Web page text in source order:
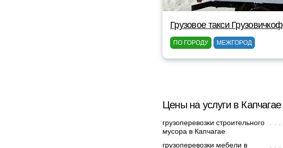
Грузовое такси Грузовичкоф
ПО ГОРОДУ МЕЖГОРОД
Цены на услуги в Капчагае
грузоперевозки строительного
мусора в Капчагае
грузоперевозки мебели в